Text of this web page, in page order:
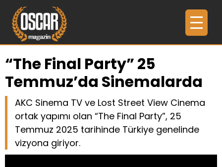
“The Final Party” 25
Temmuz’da Sinemalarda
AKC Sinema TV ve Lost Street View Cinema
ortak yapımı olan “The Final Party”, 25
Temmuz 2025 tarihinde Türkiye genelinde
vizyona giriyor.